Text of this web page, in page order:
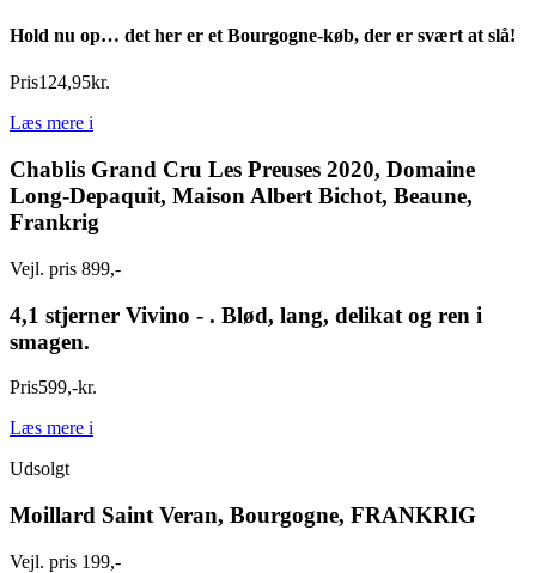
Hold nu op… det her er et Bourgogne-køb, der er svært at slå!
Pris124,95kr.
Læs mere i
Chablis Grand Cru Les Preuses 2020, Domaine
Long-Depaquit, Maison Albert Bichot, Beaune,
Frankrig
Vejl. pris 899,-
4,1 stjerner Vivino - . Blød, lang, delikat og ren i
smagen.
Pris599,-kr.
Læs mere i
Udsolgt
Moillard Saint Veran, Bourgogne, FRANKRIG
Vejl. pris 199,-